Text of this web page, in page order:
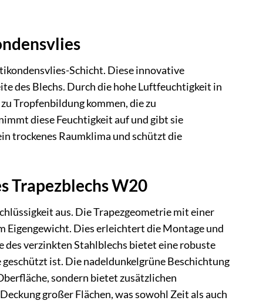
Schicht. Diese innovative
des Blechs. Durch die hohe Luftfeuchtigkeit in
Tropfenbildung kommen, die zu
diese Feuchtigkeit auf und gibt sie
trockenes Raumklima und schützt die
Trapezblechs W20
aus. Die Trapezgeometrie mit einer
Eigengewicht. Dies erleichtert die Montage und
verzinkten Stahlblechs bietet eine robuste
ist. Die nadeldunkelgrüne Beschichtung
sondern bietet zusätzlichen
großer Flächen, was sowohl Zeit als auch